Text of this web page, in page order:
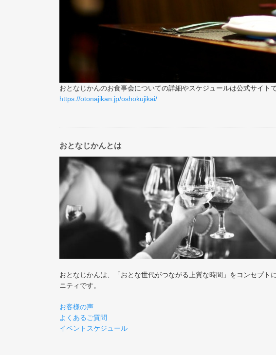
おとなじかんのお食事会についての詳細やスケジュールは公式サイト
https://otonajikan.jp/oshokujikai/
おとなじかんとは
おとなじかんは、「おとな世代がつながる上質な時間」をコンセプ
ニティです。
お客様の声
よくあるご質問
イベントスケジュール